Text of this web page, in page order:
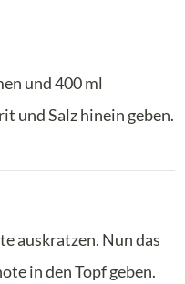
und 400 ml
und Salz hinein geben.
auskratzen. Nun das
in den Topf geben.